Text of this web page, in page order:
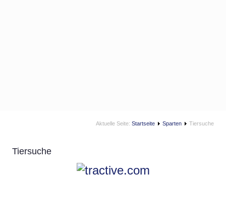
Aktuelle Seite: Startseite Sparten Tiersuche
Tiersuche